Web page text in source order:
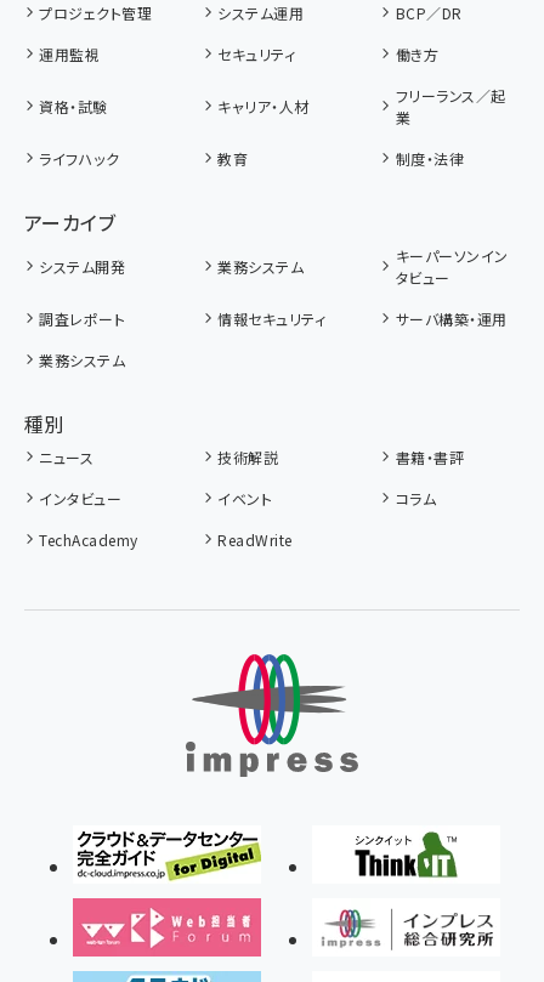
プロジェクト管理
システム運用
BCP／DR
運用監視
セキュリティ 働き方
資格・試験 キャリア・人材
フリーランス／起
業
ライフハック
教育 制度・法律
アーカイブ
システム開発 業務システム
キーパーソンイン
タビュー
調査レポート
情報セキュリティ
サーバ構築・運用
業務システム
種別
ニュース 技術解説
書籍・書評
インタビュー
イベント
コラム
TechAcademy
ReadWrite